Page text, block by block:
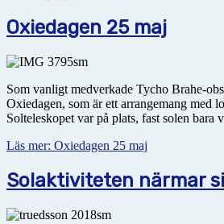
Oxiedagen 25 maj
Som vanligt medverkade Tycho Brahe-
Oxiedagen, som är ett arrangemang med
Solteleskopet var på plats, fast solen bara
Läs mer: Oxiedagen 25 maj
Solaktiviteten närmar